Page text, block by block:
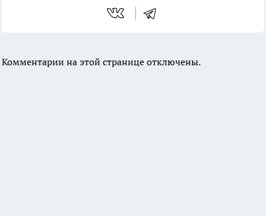
Комментарии на этой странице отключены.